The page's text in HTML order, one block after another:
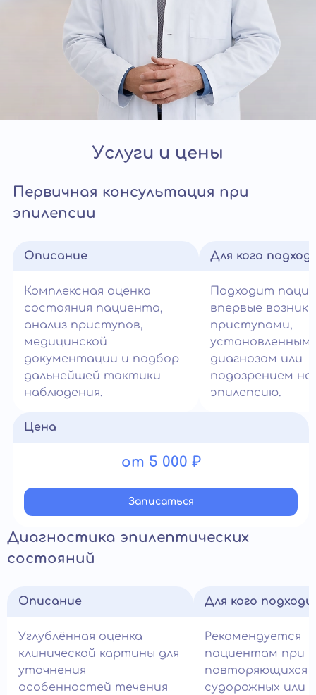
Услуги и цены
Первичная консультация при
эпилепсии
Описание
Комплексная оценка
состояния пациента,
анализ приступов,
медицинской
документации и подбор
дальнейшей тактики
наблюдения.
Для кого
Подходит
впервые
приступами,
установленным
диагнозом или
подозрением на
эпилепсию.
Цена
от 5 000 ₽
Записатьcя
Диагностика эпилептических
состояний
Описание
Углублённая оценка
клинической картины для
уточнения
особенностей течения
Для кого
Рекомендуется
пациентам при
повторяющихся
судорожных или